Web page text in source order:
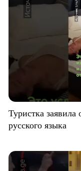
Туристка
русского языка